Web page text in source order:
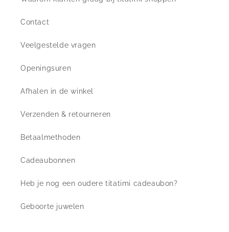
Contact
Veelgestelde vragen
Openingsuren
Afhalen in de winkel
Verzenden & retourneren
Betaalmethoden
Cadeaubonnen
Heb je nog een oudere titatimi cadeaubon?
Geboorte juwelen